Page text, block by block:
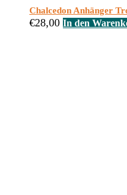
Chalcedon Anhänger
€28,00 In den